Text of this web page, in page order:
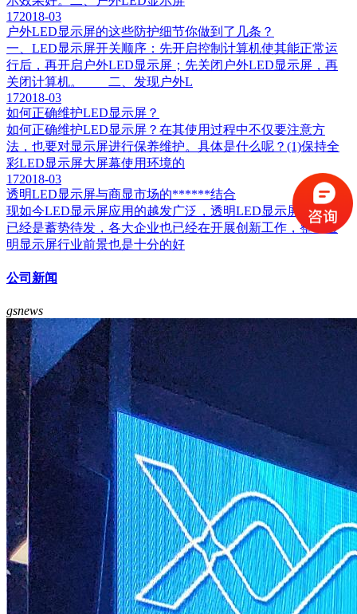
172018-03
户外LED显示屏的这些防护细节你做到了几条？
一、LED显示屏开关顺序：先开启控制计算机使其能正常运
行后，再开启户外LED显示屏；先关闭户外LED显示屏，再
关闭计算机。 二、发现户外L
172018-03
如何正确维护LED显示屏？
如何正确维护LED显示屏？在其使用过程中不仅要注意方
法，也要对显示屏进行保养维护。具体是什么呢？(1)保持全
彩LED显示屏大屏幕使用环境的
172018-03
透明LED显示屏与商显市场的******结合
现如今LED显示屏应用的越发广泛，透明LED显示屏市场也
已经是蓄势待发，各大企业也已经在开展创新工作，整个透
明显示屏行业前景也是十分的好
公司新闻
gsnews